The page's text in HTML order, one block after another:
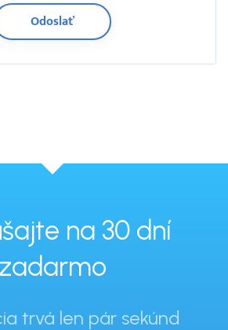
na 30 dní
zadarmo
trvá len pár sekúnd